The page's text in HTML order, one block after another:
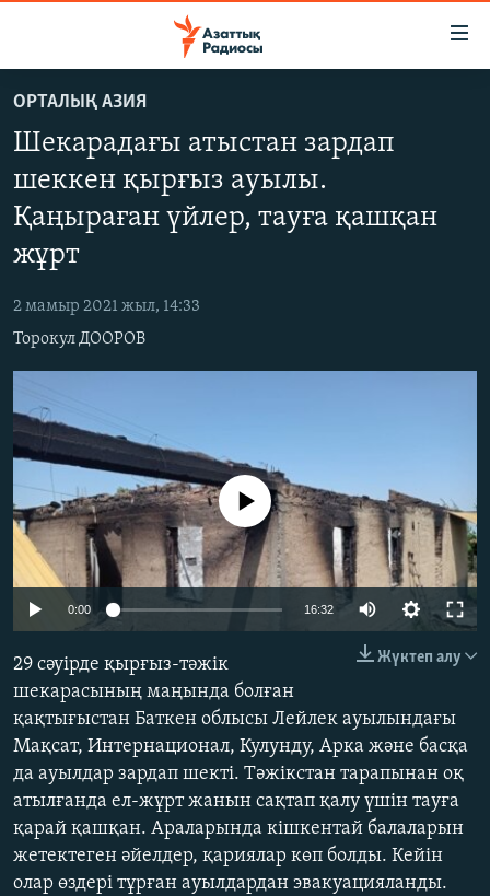
content
to
main
Skip
to
ЖАҢАЛЫҚТАР
САЯСАТ
AZATTYQTV
ҚАҢТАР ОҚИҒАСЫ
АДАМ ҚҰҚЫҚТАРЫ
ӘЛЕУМЕТ
ӘЛЕМ
Русский
ЖАЗЫЛЫҢЫЗ
Басқа тілдерде
ОРТАЛЫҚ АЗИЯ
Шекарадағы атыстан зардап
шеккен қырғыз ауылы.
Қаңыраған үйлер, тауға қашқан
жұрт
2 мамыр 2021 жыл, 14:33
Торокул ДООРОВ
No media source currently available
0:00 16:32
480p
Жүктеп алу
29 сәуірде қырғыз-тәжік
шекарасының маңында болған
қақтығыстан Баткен облысы Лейлек ауылындағы
Мақсат, Интернационал, Кулунду, Арка және басқа
да ауылдар зардап шекті. Тәжікстан тарапынан оқ
атылғанда ел-жұрт жанын сақтап қалу үшін тауға
қарай қашқан. Араларында кішкентай балаларын
жетектеген әйелдер, қариялар көп болды. Кейін
олар өздері тұрған ауылдардан эвакуацияланды.